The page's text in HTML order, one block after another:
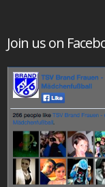
Join us on